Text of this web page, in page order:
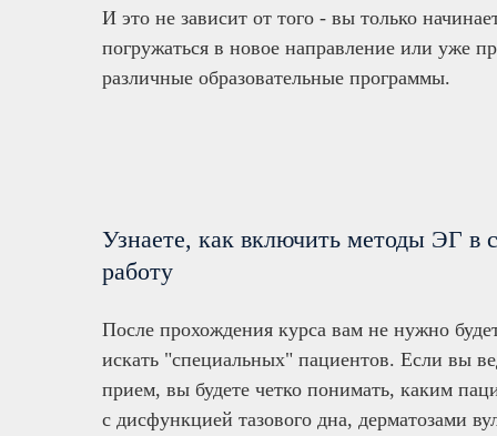
И это не зависит от того - вы только
погружаться в новое направление или уже
различные образовательные программы.
Узнаете, как включить методы ЭГ в
работу
После прохождения курса вам не нужно
искать "специальных" пациентов. Если вы
прием, вы будете четко понимать, каким
с дисфункцией тазового дна, дерматозами